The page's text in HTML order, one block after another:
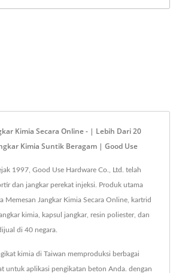
Kimia Secara Online - | Lebih Dari 20
Kimia Suntik Beragam | Good Use
1997, Good Use Hardware Co., Ltd. telah
dan jangkar perekat injeksi. Produk utama
Memesan Jangkar Kimia Secara Online, kartrid
kimia, kapsul jangkar, resin poliester, dan
di 40 negara.
kimia di Taiwan memproduksi berbagai
untuk aplikasi pengikatan beton Anda. dengan